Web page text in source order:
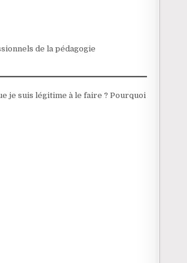
de la pédagogie
je suis légitime à le faire ? Pourquoi